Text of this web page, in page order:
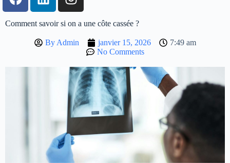
Comment savoir si on a une côte cassée ?
ByAdmin janvier 15, 2026
7:49 am
No Comments